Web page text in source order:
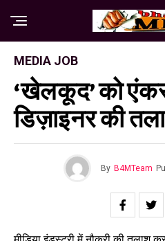
MEDIA JOB
‘खेलकूद’ को
डिज़ाइनर की
By B4MTeam